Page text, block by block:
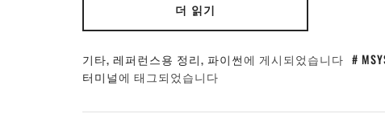
더 읽기
기타, 레퍼런스용 정리, 파이썬에 게시되었습니다
터미널에 태그되었습니다